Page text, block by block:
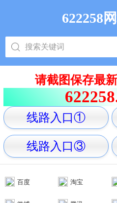
622258
请截图保存最
线路入口①
线路入口③
百度 淘宝